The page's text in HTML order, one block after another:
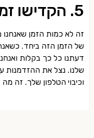
5. הקדישו זמן איכות לילדכם
זה לא כמות הזמן שאנחנו
של הזמן הזה ביחד.
דעתנו כל כך בקלות
שלנו. נצל את ההזדמנות
וכיבוי הטלפון שלך. זה